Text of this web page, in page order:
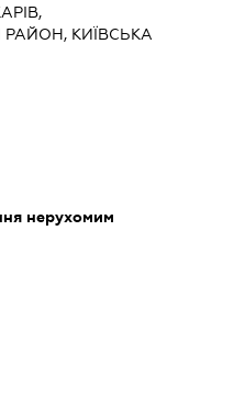
КИЇВСЬКА
нерухомим